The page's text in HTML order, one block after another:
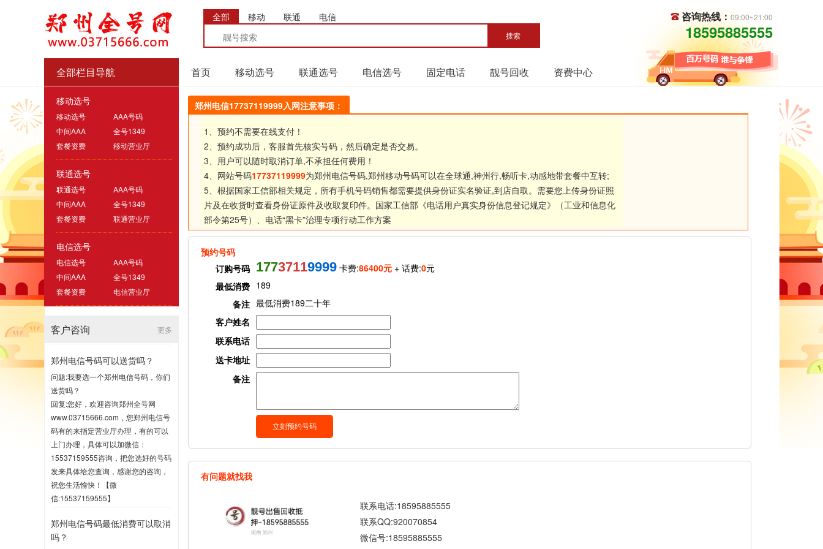
全部 移动 联通 电信 咨询热线： 09:00~21:00
18595885555
全部栏目导航 首页 移动选号 联通选号 电信选号 固定电话 靓号回收 资费中心
移动选号
移动选号
AAA号码
中间AAA
全号1349
套餐资费
移动营业厅
联通选号
联通选号
AAA号码
中间AAA
全号1349
套餐资费
联通营业厅
电信选号
电信选号
AAA号码
中间AAA
全号1349
套餐资费
电信营业厅
更多
客户咨询
郑州电信号码可以送货吗？
问题:我要选一个郑州电信号码，你们
送货吗？
回复:您好，欢迎咨询郑州全号网
www.03715666.com，您郑州电信号
码有的来指定营业厅办理，有的可以
上门办理，具体可以加微信：
15537159555咨询，把您选好的号码
发来具体给您查询，感谢您的咨询，
祝您生活愉快！【微
信:15537159555】
郑州电信号码最低消费可以取消
吗？
郑州电信17737119999入网注意事项：
1、预约不需要在线支付！
2、预约成功后，客服首先核实号码，然后确定是否交易。
3、用户可以随时取消订单,不承担任何费用！
4、网站号码17737119999为郑州电信号码,郑州移动号码可以在全球通,神州行,畅听卡,动感地带套餐中互转;
5、根据国家工信部相关规定，所有手机号码销售都需要提供身份证实名验证,到店自取。需要您上传身份证照
片及在收货时查看身份证原件及收取复印件。国家工信部《电话用户真实身份信息登记规定》（工业和信息化
部令第25号）、 电话“黑卡”治理专项行动工作方案
预约号码
订购号码 17737119999 卡费:86400元 + 话费:0元
最低消费 189
备注 最低消费189二十年
客户姓名
联系电话
送卡地址
备注
有问题就找我
联系电话:18595885555
联系QQ:920070854
微信号:18595885555